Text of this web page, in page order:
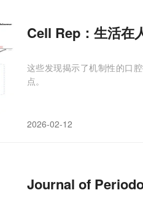
Cell Rep：生活在
这些发现揭示了机制性的口
点。
2026-02-12
Journal of